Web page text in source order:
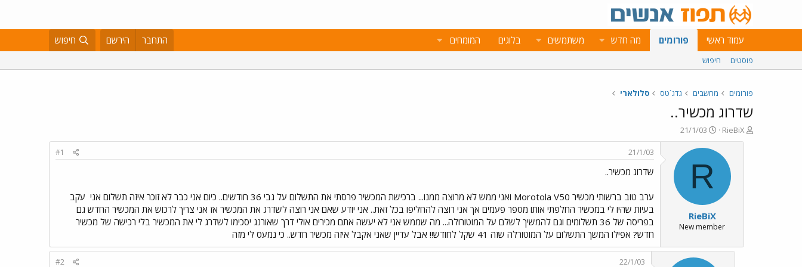
עמוד ראשי פורומים מה חדש משתמשים בלוגים המומחים התחבר הירשם חיפוש
פוסטים חיפוש
פורומים מחשבים גדג`טס סלולארי
שדרוג מכשיר..
פ
ו
RieBiX
פ
ו
ר
ם
ב
א
ר
י
21/1/03
R
RieBiX
New member
21/1/03
#1
שדרוג מכשיר..
ערב טוב ברשותי מכשיר Morotola V50 ואני ממש לא מרוצה ממנו... ברכישת המכשיר פרסתי את התשלום על גבי 36 חודשים.. כיום אני כבר לא זוכר איזה תשלום אני
עקב
בעיות שהיו לי במכשיר החלפתי אותו מספר פעמים אך אני רוצה להחליפו בכל זאת.. אני יודע שאם אני רוצה לשדרג את המכשיר אז אני צריך לרכוש את המכשיר החדש גם
בפריסה של 36 תשלומים וגם להמשיך לשלם על המוטורולה... מה שממש אני לא יעשה אתם מכירים אולי דרך שאורנג יסכימו לשדרג לי את המכשיר בלי רכישה של מכשיר
חדש? אפילו המשך התשלום על המוטורלה שזה 41 שקל לחודש!! אבל עדיין שאני אקבל איזה מכשיר חדש.. כי נמעס לי מזה
22/1/03
#2